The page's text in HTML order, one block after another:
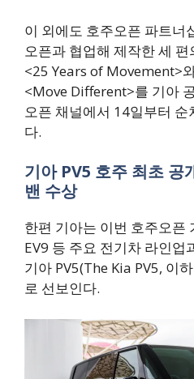
이 외에도 호주오픈 파트너
오픈과 협업해 제작한 세
<25 Years of Movement>
<Move Different>를 기아
오픈 채널에서 14일부터
다.
기아 PV5 호주 최초 공
밴 수상
한편 기아는 이번 호주오픈
EV9 등 주요 전기차 라인업
기아 PV5(The Kia PV5, 이
로 선보인다.